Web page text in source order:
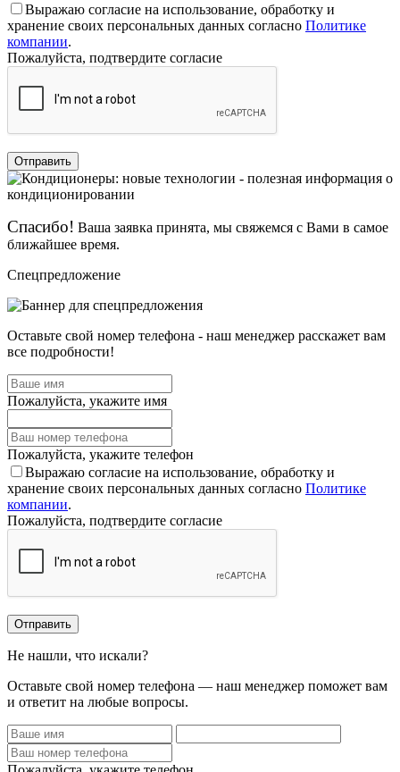
Выражаю согласие на использование, обработку и
хранение своих персональных данных согласно Политике
компании.
Пожалуйста, подтвердите согласие
Отправить
Спасибо! Ваша заявка принята, мы свяжемся с Вами в самое
ближайшее время.
Спецпредложение
Оставьте свой номер телефона - наш менеджер расскажет вам
все подробности!
Пожалуйста, укажите имя
Пожалуйста, укажите телефон
Выражаю согласие на использование, обработку и
хранение своих персональных данных согласно Политике
компании.
Пожалуйста, подтвердите согласие
Отправить
Не нашли, что искали?
Оставьте свой номер телефона — наш менеджер поможет вам
и ответит на любые вопросы.